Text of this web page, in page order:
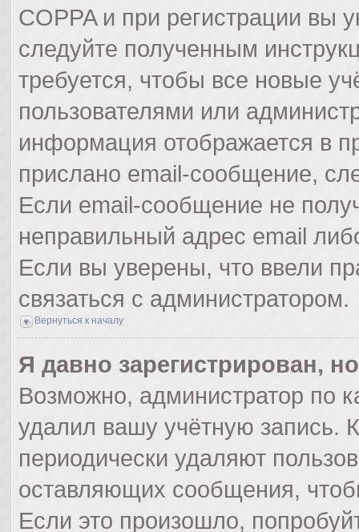
COPPA и при регистрации вы
следуйте полученным
требуется, чтобы все новые
пользователями или
информация отображается в
прислано email-сообщение,
Если email-сообщение не
неправильный адрес email
Если вы уверены, что ввели
связаться с администратором.
Вернуться к началу
Я давно зарегистрирован,
Возможно, администратор по
удалил вашу учётную запись.
периодически удаляют
оставляющих сообщения,
Если это произошло,